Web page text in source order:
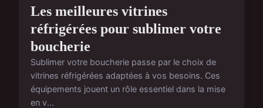
Les meilleures vitrines
réfrigérées pour sublimer votre
boucherie
Sublimer votre boucherie passe par le choix de
vitrines réfrigérées adaptées à vos besoins. Ces
équipements jouent un rôle essentiel dans la mise
en v...